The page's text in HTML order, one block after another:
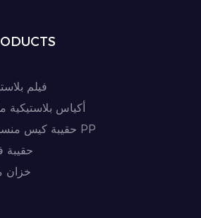
فيلم
أكياس بلاستيكية
حقيبة كيس منسوجة PP
حقيبة
خزان